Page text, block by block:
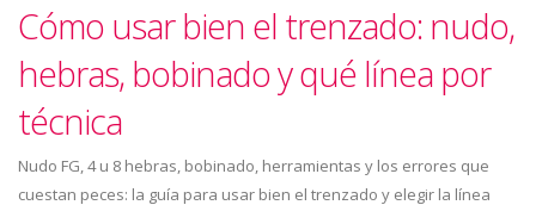
Cómo usar bien el trenzado: nudo,
hebras, bobinado y qué línea por
técnica
Nudo FG, 4 u 8 hebras, bobinado, herramientas y los errores que
cuestan peces: la guía para usar bien el trenzado y elegir la línea